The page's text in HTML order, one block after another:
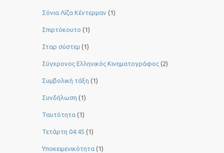
Σόνια Λίζα Κέντερμαν (1)
Σπιρτόκουτο (1)
Σταρ σύστεμ (1)
Σύγχρονος Ελληνικός Κινηματογράφος (2)
Συμβολική τάξη (1)
Συνδήλωση (1)
Ταυτότητα (1)
Τετάρτη 04:45 (1)
Υποκειμενικότητα (1)